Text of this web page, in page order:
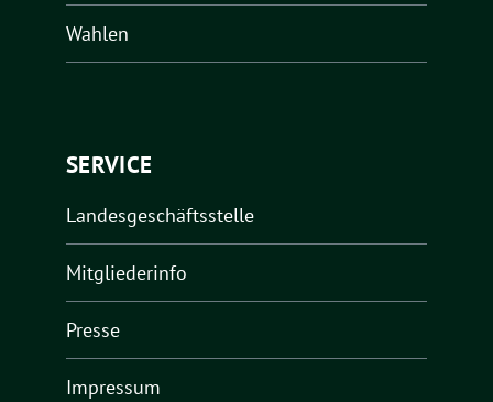
Wahlen
SERVICE
Landesgeschäftsstelle
Mitgliederinfo
Presse
Impressum